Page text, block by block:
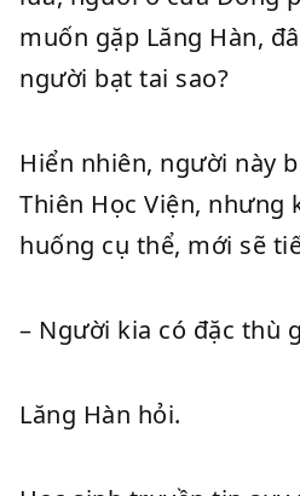
muốn gặp Lăng Hàn,
người bạt tai sao?
Hiển nhiên, người này
Thiên Học Viện,
huống cụ thể, mới sẽ
– Người kia có đặc thù
Lăng Hàn hỏi.